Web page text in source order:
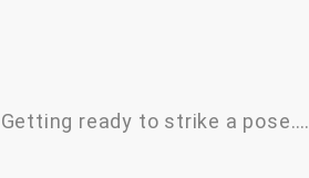
Getting ready to strike a pose.…